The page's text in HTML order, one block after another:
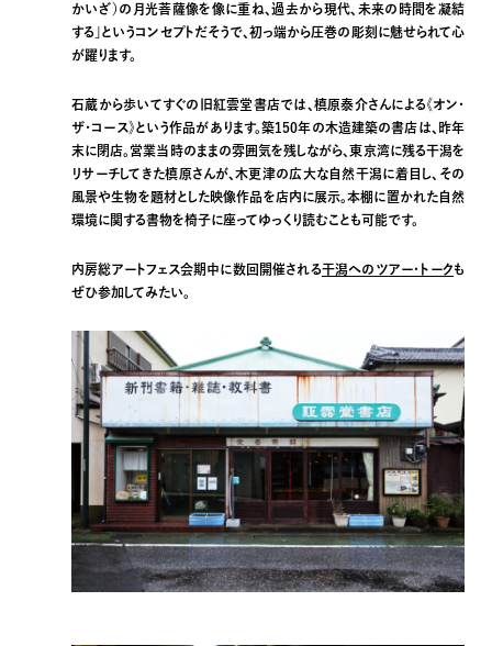
かいざ）の⽉光菩薩像を像に重ね、過去から現代、未来の時間を凝結
する」というコンセプトだそうで、初っ端から圧巻の彫刻に魅せられて心
が躍ります。
石蔵から歩いてすぐの旧紅雲堂書店では、槙原泰介さんによる《オン・
ザ・コース》という作品があります。築150年の木造建築の書店は、昨年
末に閉店。営業当時のままの雰囲気を残しながら、東京湾に残る干潟を
リサーチしてきた槙原さんが、木更津の広大な自然干潟に着目し、その
風景や生物を題材とした映像作品を店内に展示。本棚に置かれた自然
環境に関する書物を椅子に座ってゆっくり読むことも可能です。
内房総アートフェス会期中に数回開催される干潟へのツアー・トークも
ぜひ参加してみたい。